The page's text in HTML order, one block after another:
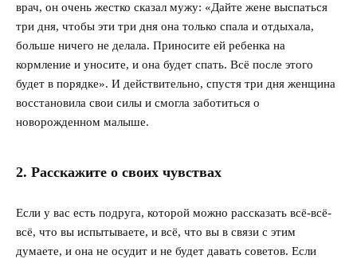
врач, он очень жестко сказал мужу: «Дайте жене выспаться
три дня, чтобы эти три дня она только спала и отдыхала,
больше ничего не делала. Приносите ей ребенка на
кормление и уносите, и она будет спать. Всё после этого
будет в порядке». И действительно, спустя три дня женщина
восстановила свои силы и смогла заботиться о
новорожденном малыше.
2. Расскажите о своих чувствах
Если у вас есть подруга, которой можно рассказать всё-всё-
всё, что вы испытываете, и всё, что вы в связи с этим
думаете, и она не осудит и не будет давать советов. Если